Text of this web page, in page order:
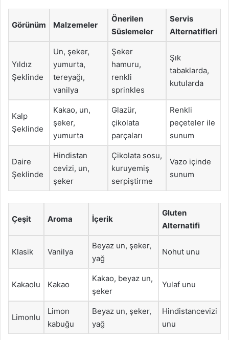
Görünüm Malzemeler
Önerilen
Süslemeler
Servis
Alternatifleri
Yıldız
Şeklinde
Un, şeker,
yumurta,
tereyağı,
vanilya
Şeker
hamuru,
renkli
sprinkles
Şık
tabaklarda,
kutularda
Kalp
Şeklinde
Kakao, un,
şeker,
yumurta
Glazür,
çikolata
parçaları
Renkli
peçeteler ile
sunum
Daire
Şeklinde
Hindistan
cevizi, un,
şeker
Çikolata sosu,
kuruyemiş
serpiştirme
Vazo içinde
sunum
Çeşit Aroma İçerik
Gluten
Alternatifi
Klasik Vanilya
Beyaz un, şeker,
yağ
Nohut unu
Kakaolu Kakao
Kakao, beyaz un,
şeker
Yulaf unu
Limonlu
Limon
kabuğu
Beyaz un, şeker,
yağ
Hindistancevizi
unu